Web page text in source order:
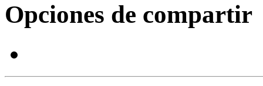
Opciones de compartir